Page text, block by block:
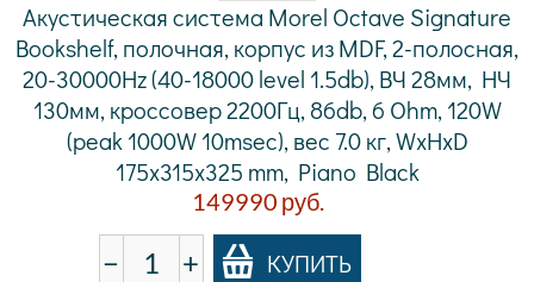
Акустическая система Morel Octave Signature
Bookshelf, полочная, корпус из MDF, 2-полосная,
20-30000Hz (40-18000 level 1.5db), ВЧ 28мм, НЧ
130мм, кроссовер 2200Гц, 86db, 6 Ohm, 120W
(peak 1000W 10msec), вес 7.0 кг, WxHxD
175x315x325 mm, Piano Black
149990 руб.
− + КУПИТЬ